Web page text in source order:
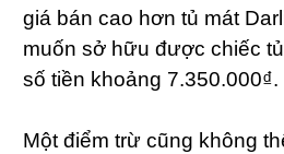
giá bán cao hơn tủ mát
muốn sở hữu được chiếc
số tiền khoảng 7.350.000₫.
Một điểm trừ cũng không